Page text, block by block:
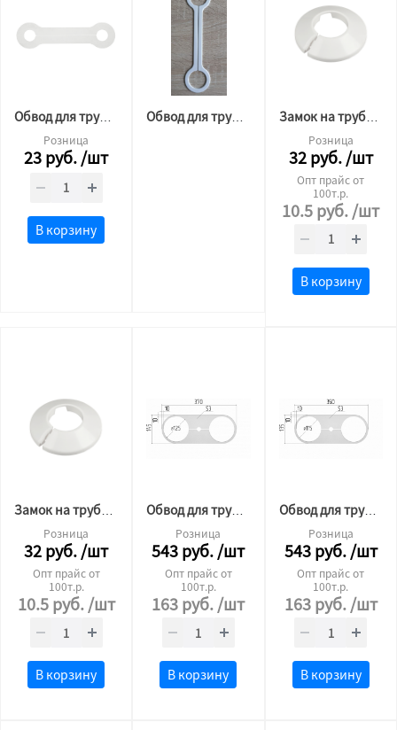
Обвод для трубы пластина 32 (кость)
Розница
23руб./шт
В корзину
Обвод для труб пластина 36 Замок на трубу 32мм
Розница
32руб./шт
Опт прайс от
100т.р.
10.5руб./шт
В корзину
Розница
32руб./шт
Опт прайс от
100т.р.
10.5 руб. /шт
В корзину
Обвод для трубы пластина 125
Розница
543руб./шт
Опт прайс от
100т.р.
163руб./шт
В корзину
Обвод для трубы пластина 115
Розница
543руб./шт
Опт прайс от
100т.р.
163руб./шт
В корзину